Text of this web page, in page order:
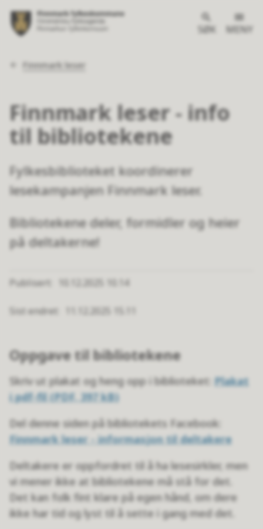
SØK MENY
Du
Finnmark leser
Finnmark leser - info
til bibliotekene
Fylkesbiblioteket koordinerer
lesekampanjen Finnmark leser.
Bibliotekene deler, formidler og heier
på deltakerne!
Publisert 10.12.2025 10.14
Sist endret
Oppgave til bibliotekene
Skriv ut plakat og heng opp i biblioteket: Plakat
i pdf-fil(PDF, 397 kB)
Del denne siden på bibliotekets Facebook:
Finnmark leser - informasjon til deltakere
Deltakere er oppfordret til å ha lesesirkler, men
vi mener ikke at bibliotekene må stå for det.
Det kan folk fint klare på egen hånd, om dere
ikke har tid og lyst til å sette i gang med det.